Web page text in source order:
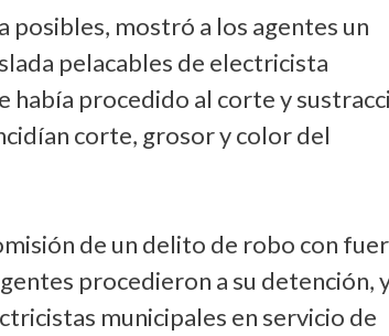
posibles, mostró a los agentes un
pelacables de electricista
había procedido al corte y
corte, grosor y color del
de un delito de robo con
procedieron a su detención,
municipales en servicio de